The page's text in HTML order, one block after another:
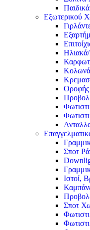
Παιδικά
Εξωτερικού
Οροφής
Σποτ
Ιστοί,
Σποτ